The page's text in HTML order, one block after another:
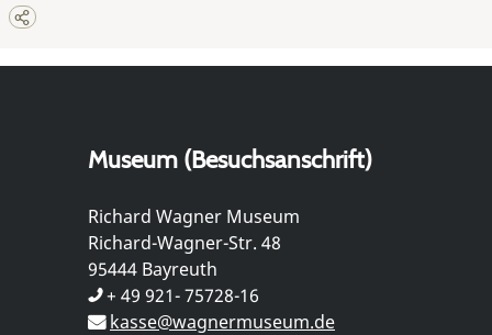
Museum (Besuchsanschrift)
Richard Wagner Museum
Richard-Wagner-Str. 48
95444 Bayreuth
+ 49 921- 75728-16
kasse@wagnermuseum.de